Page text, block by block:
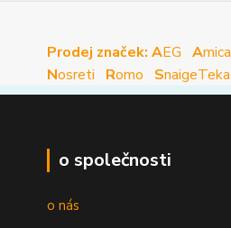
Prodej značek: AEG Amica
Nosreti Romo SnaigeTeka
o společnosti
o nás